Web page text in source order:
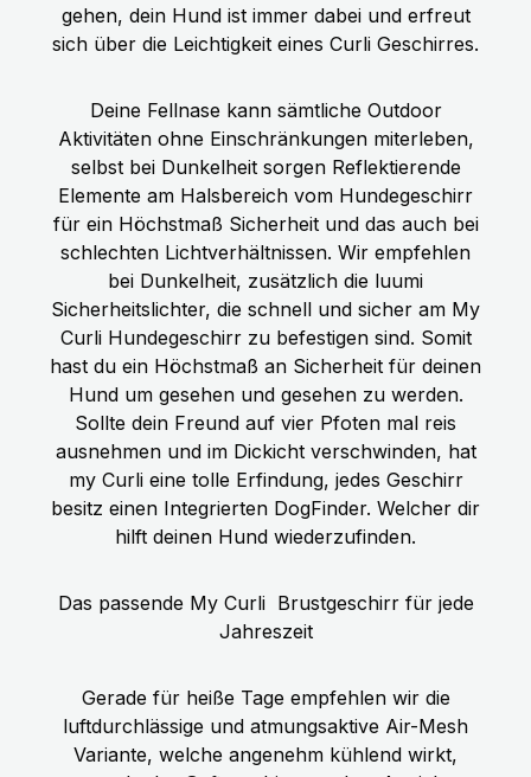
gehen, dein Hund ist immer dabei und erfreut
sich über die Leichtigkeit eines Curli Geschirres.
Deine Fellnase kann sämtliche Outdoor
Aktivitäten ohne Einschränkungen miterleben,
selbst bei Dunkelheit sorgen Reflektierende
Elemente am Halsbereich vom Hundegeschirr
für ein Höchstmaß Sicherheit und das auch bei
schlechten Lichtverhältnissen. Wir empfehlen
bei Dunkelheit, zusätzlich die luumi
Sicherheitslichter, die schnell und sicher am My
Curli Hundegeschirr zu befestigen sind. Somit
hast du ein Höchstmaß an Sicherheit für deinen
Hund um gesehen und gesehen zu werden.
Sollte dein Freund auf vier Pfoten mal reis
ausnehmen und im Dickicht verschwinden, hat
my Curli eine tolle Erfindung, jedes Geschirr
besitz einen Integrierten DogFinder. Welcher dir
hilft deinen Hund wiederzufinden.
Das passende My Curli Brustgeschirr für jede
Jahreszeit
Gerade für heiße Tage empfehlen wir die
luftdurchlässige und atmungsaktive Air-Mesh
Variante, welche angenehm kühlend wirkt,